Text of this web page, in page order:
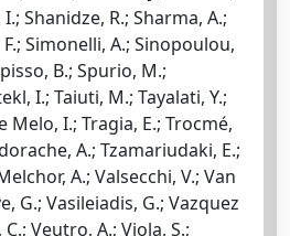
Shanidze, R.; Sharma, A.;
Simonelli, A.; Sinopoulou,
B.; Spurio, M.;
I.; Taiuti, M.; Tayalati, Y.;
Melo, I.; Tragia, E.; Trocmé,
A.; Tzamariudaki, E.;
A.; Valsecchi, V.; Van
G.; Vasileiadis, G.; Vazquez
Veutro, A.; Viola, S.;